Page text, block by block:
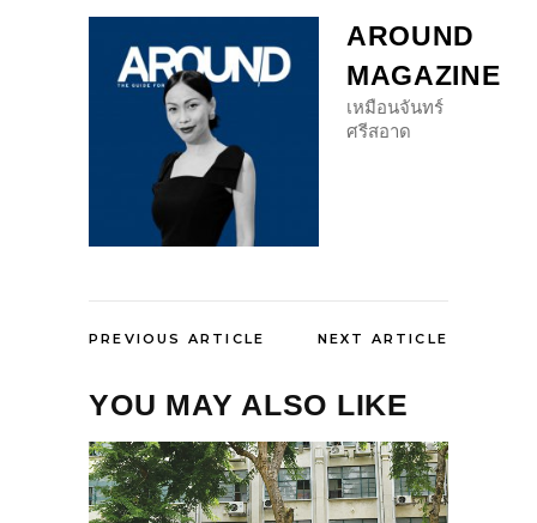
AROUND
MAGAZINE
เหมือนจันทร์
ศรีสอาด
PREVIOUS ARTICLE NEXT ARTICLE
YOU MAY ALSO LIKE